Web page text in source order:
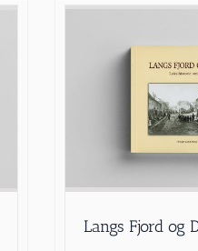
Langs Fjord og